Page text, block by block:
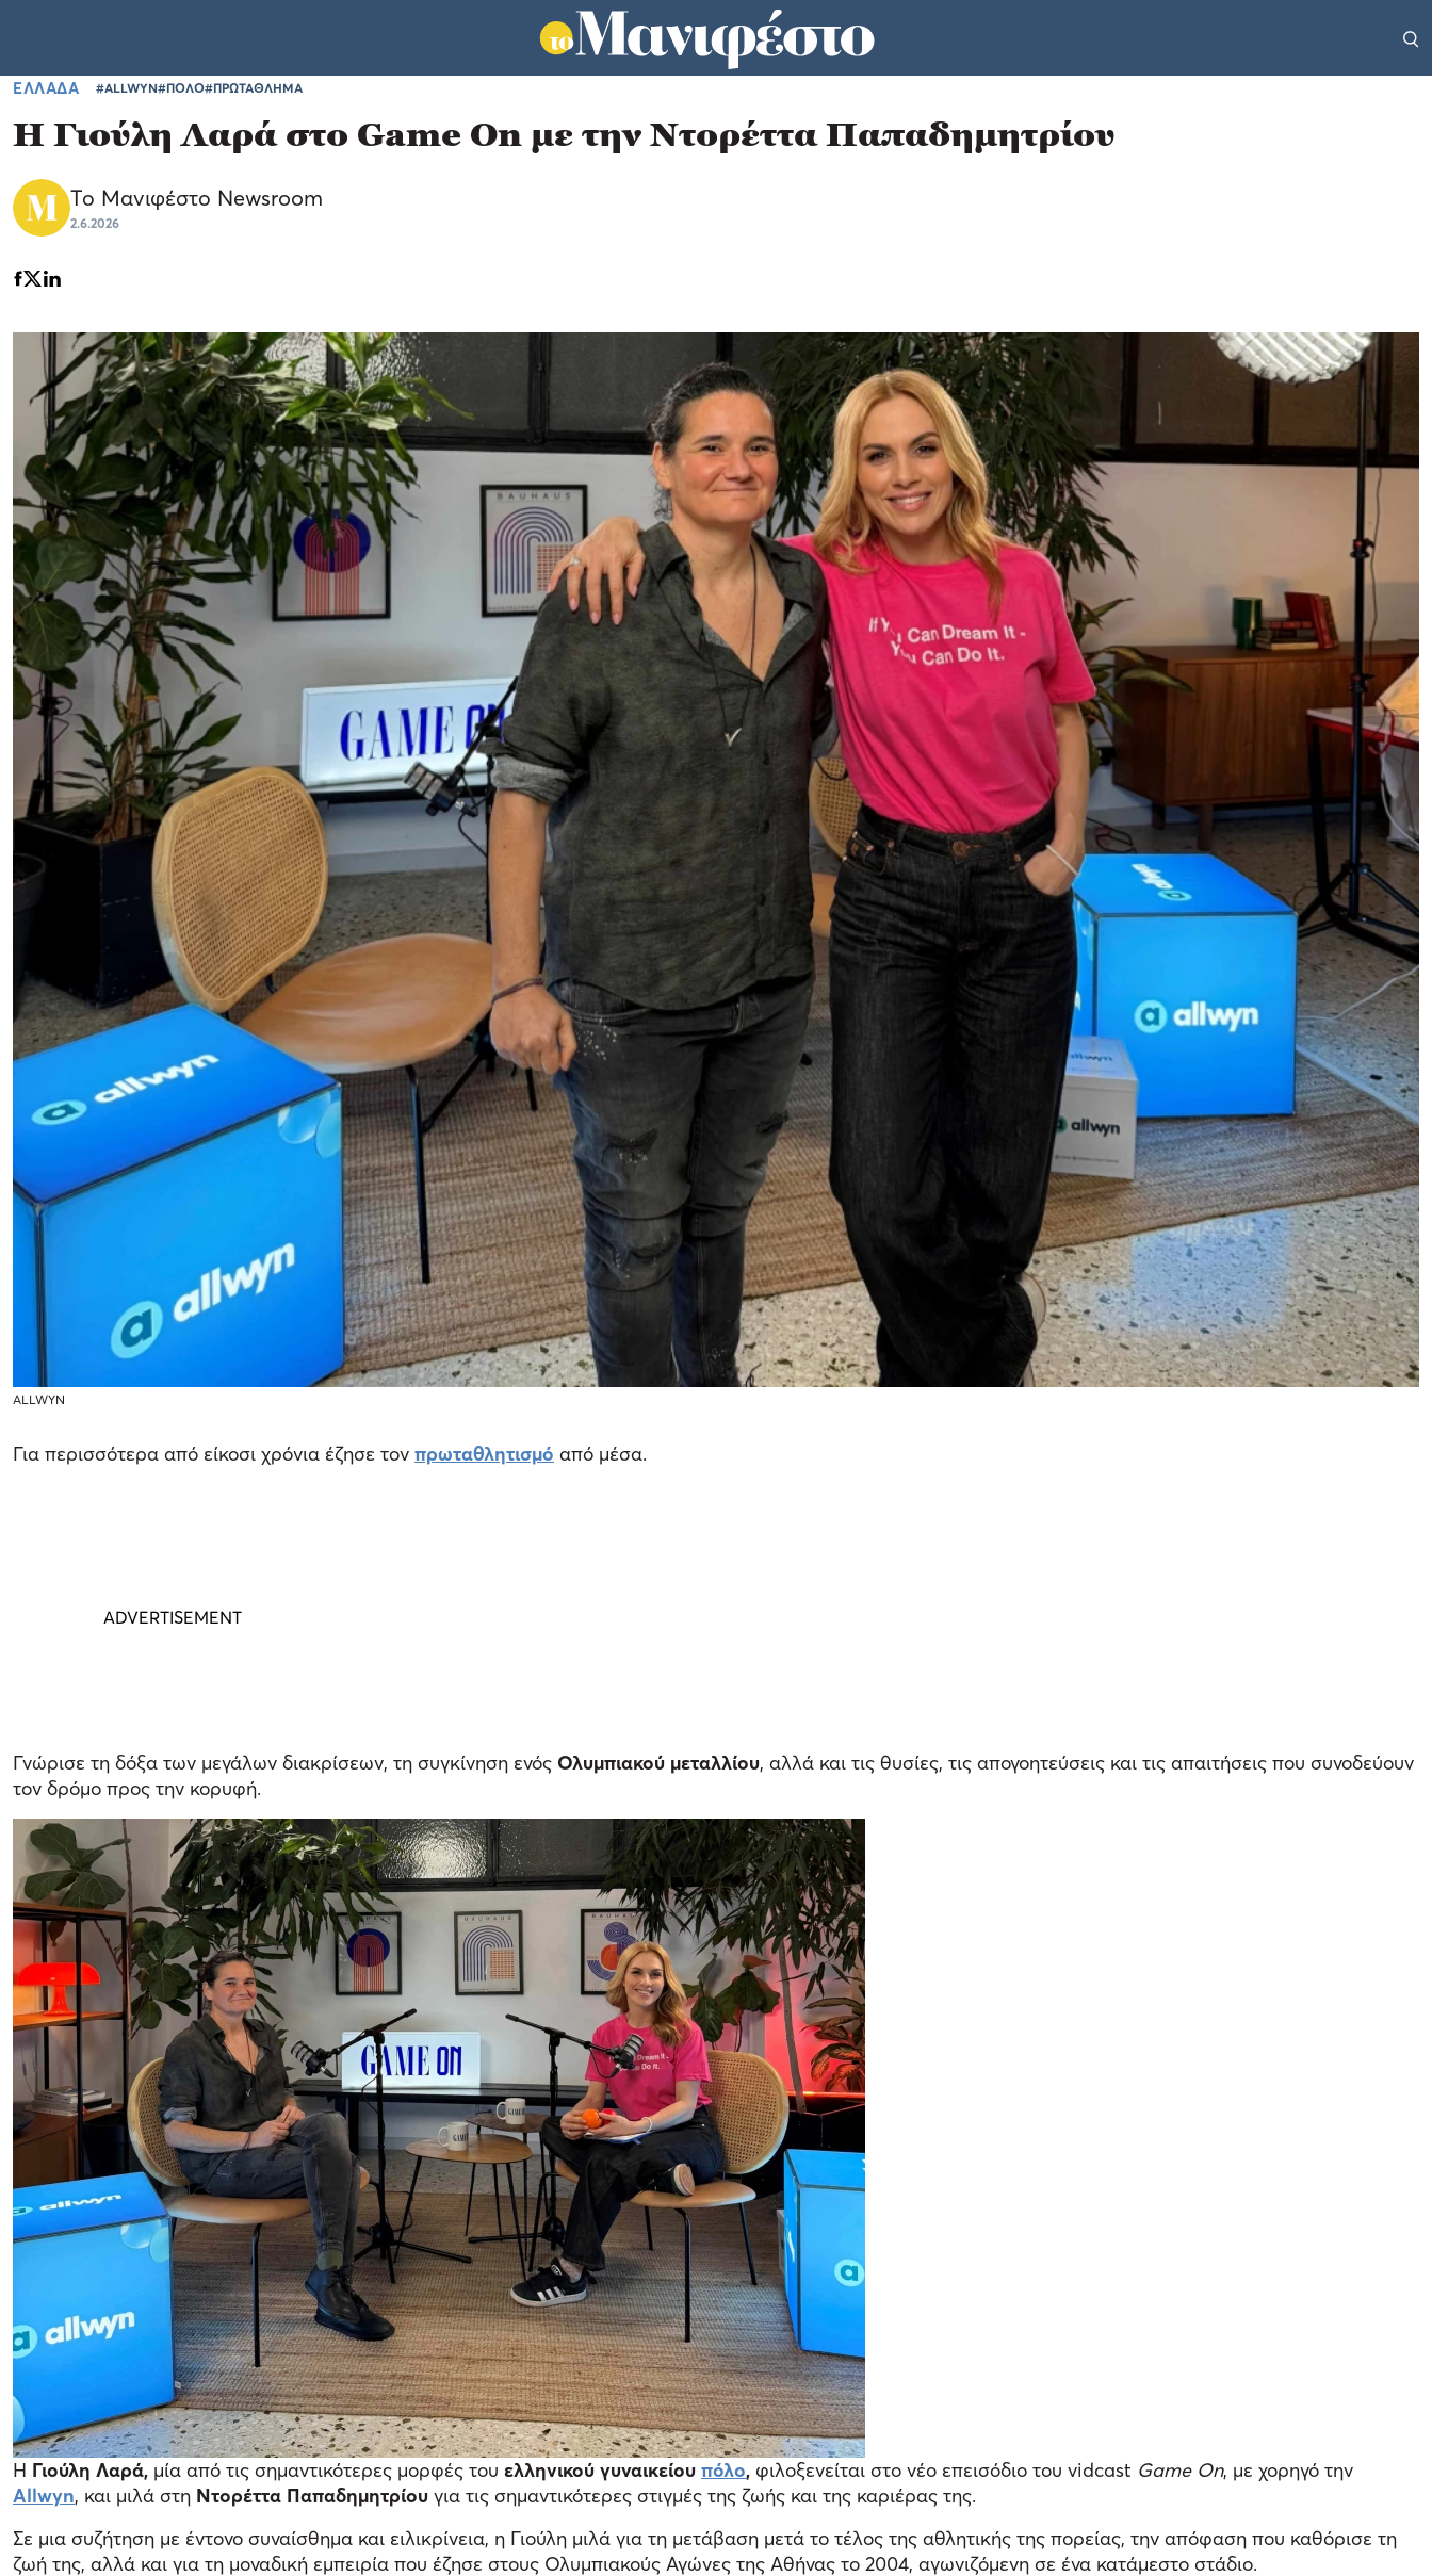
ΕΛΛΑΔΑ #ALLWYN#ΠΟΛΟ#ΠΡΩΤΑΘΛΗΜΑ
Η Γιούλη Λαρά στο Game On με την Ντορέττα Παπαδημητρίου
Το Μανιφέστο Newsroom
2.6.2026
ALLWYN
Για περισσότερα από είκοσι χρόνια έζησε τον πρωταθλητισμό από μέσα.
Γνώρισε τη δόξα των μεγάλων διακρίσεων, τη συγκίνηση ενός Ολυμπιακού μεταλλίου, αλλά και τις θυσίες, τις απογοητεύσεις και τις απαιτήσεις που συνοδεύουν
τον δρόμο προς την κορυφή.
Η Γιούλη Λαρά, μία από τις σημαντικότερες μορφές του ελληνικού γυναικείου πόλο, φιλοξενείται στο νέο επεισόδιο του vidcast Game On, με χορηγό την
Allwyn, και μιλά στη Ντορέττα Παπαδημητρίου για τις σημαντικότερες στιγμές της ζωής και της καριέρας της.
Σε μια συζήτηση με έντονο συναίσθημα και ειλικρίνεια, η Γιούλη μιλά για τη μετάβαση μετά το τέλος της αθλητικής της πορείας, την απόφαση που καθόρισε τη
ζωή της, αλλά και για τη μοναδική εμπειρία που έζησε στους Ολυμπιακούς Αγώνες της Αθήνας το 2004, αγωνιζόμενη σε ένα κατάμεστο στάδιο.